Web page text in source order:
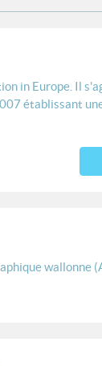
in Europe. Il
établissant
wallonne